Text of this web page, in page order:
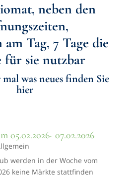
neben den
am Tag, 7 Tage die
für sie nutzbar
was neues finden Sie
hier
05.02.2026- 07.02.2026
werden in der Woche vom
keine Märkte stattfinden